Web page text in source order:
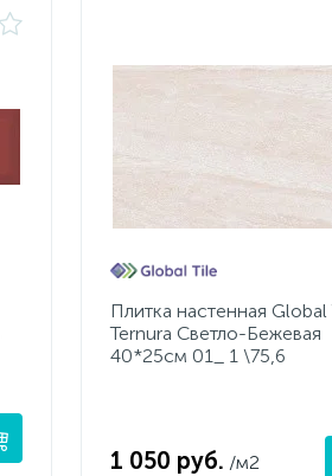
Плитка настенная Global
Ternura Светло-Бежевая
40*25см 01_ 1 \75,6
1 050 руб. /м2